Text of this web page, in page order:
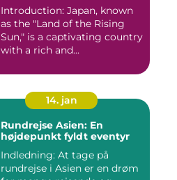
Introduction: Japan, known
as the "Land of the Rising
Sun," is a captivating country
with a rich and...
14. jan
Rundrejse Asien: En
højdepunkt fyldt eventyr
Indledning: At tage på
rundrejse i Asien er en drøm